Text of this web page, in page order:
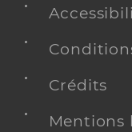
Crédits
Mentions